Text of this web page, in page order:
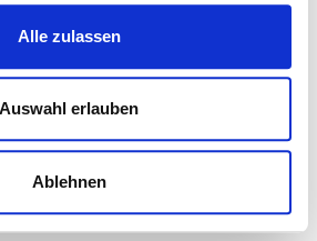
Alle zulassen
Auswahl erlauben
Ablehnen